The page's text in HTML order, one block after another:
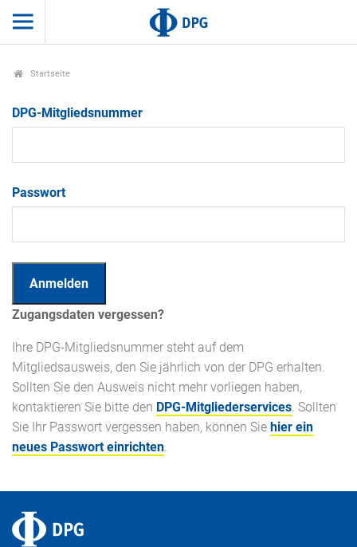
Startseite
DPG-Mitgliedsnummer
Passwort
Zugangsdaten vergessen?
Ihre DPG-Mitgliedsnummer steht auf dem
Mitgliedsausweis, den Sie jährlich von der DPG erhalten.
Sollten Sie den Ausweis nicht mehr vorliegen haben,
kontaktieren Sie bitte den DPG-Mitgliederservices . Sollten
Sie Ihr Passwort vergessen haben, können Sie hier ein
neues Passwort einrichten